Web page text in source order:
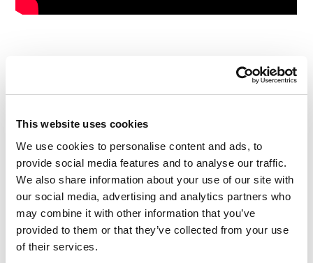
This website uses cookies
We use cookies to personalise content and ads, to
provide social media features and to analyse our traffic.
We also share information about your use of our site with
our social media, advertising and analytics partners who
may combine it with other information that you’ve
provided to them or that they’ve collected from your use
of their services.